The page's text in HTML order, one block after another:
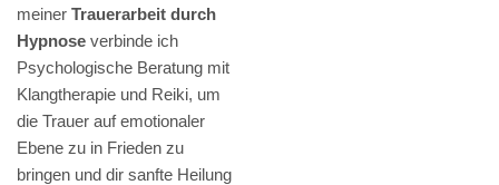
meiner Trauerarbeit durch
Hypnose verbinde ich
Psychologische Beratung mit
Klangtherapie und Reiki, um
die Trauer auf emotionaler
Ebene zu in Frieden zu
bringen und dir sanfte Heilung